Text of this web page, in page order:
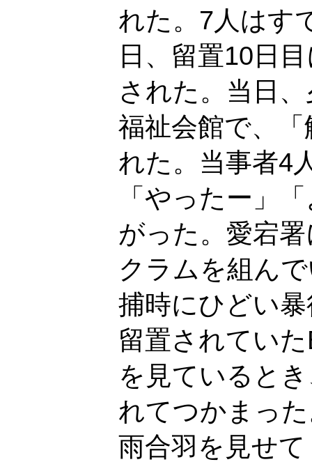
れた。7人はす
日、留置10日
された。当日
福祉会館で、
れた。当事者4
「やったー」
がった。愛宕
クラムを組ん
捕時にひどい
留置されてい
を見ていると
れてつかまっ
雨合羽を見せ